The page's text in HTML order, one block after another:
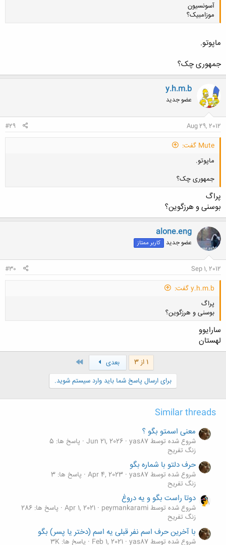
آسونسیون
موزامبیک؟
کلیک کنید تا باز شود...
ماپوتو.
جمهوری چک؟
y.h.m.b
عضو جدید
Aug 29, 2012
#29
Mute گفت:
ماپوتو.
جمهوری چک؟
پراگ
بوسنی و هرزگوین؟
alone.eng
عضو جدید کاربر ممتاز
Sep 1, 2012
#30
y.h.m.b گفت:
پراگ
بوسنی و هرزگوین؟
کلیک کنید تا باز شود...
سارایوو
لهستان
1 از 3 بعدی
برای ارسال پاسخ شما باید وارد سیستم شوید.
Similar threads
معنی اسمتو بگو ؟
شروع شده توسط yas87 Jun 21, 2026 پاسخ ها: 5
زنگ تفريح
حرف دلتو با شماره بگو
شروع شده توسط yas87 Apr 4, 2023 پاسخ ها: 3
زنگ تفريح
دوتا راست بگو و یه دروغ
شروع شده توسط peymankarami Apr 1, 2021 پاسخ ها: 286
زنگ تفريح
با آخرین حرف اسم نفر قبلی یه اسم (دختر یا پسر) بگو
شروع شده توسط yas87 Feb 1, 2021 پاسخ ها: 3K